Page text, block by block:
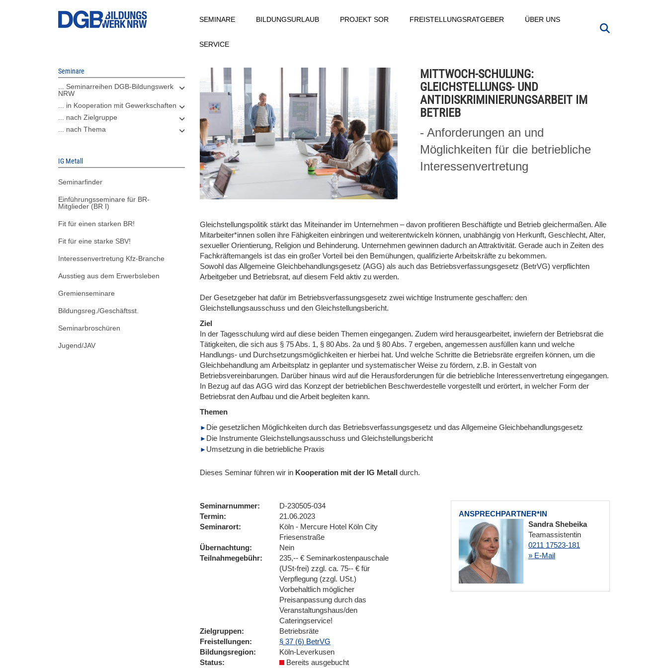
SEMINARE BILDUNGSURLAUB PROJEKT SOR FREISTELLUNGSRATGEBER ÜBER UNS
SERVICE
Seminare
... Seminarreihen DGB-Bildungswerk
NRW
... in Kooperation mit Gewerkschaften
... nach Zielgruppe
... nach Thema
IG Metall
Seminarfinder
Einführungsseminare für BR-
Mitglieder (BR I)
Fit für einen starken BR!
Fit für eine starke SBV!
Interessenvertretung Kfz-Branche
Ausstieg aus dem Erwerbsleben
Gremienseminare
Bildungsreg./Geschäftsst.
Seminarbroschüren
Jugend/JAV
MITTWOCH-SCHULUNG:
GLEICHSTELLUNGS- UND
ANTIDISKRIMINIERUNGSARBEIT IM
BETRIEB
- Anforderungen an und
Möglichkeiten für die betriebliche
Interessenvertretung
Gleichstellungspolitik stärkt das Miteinander im Unternehmen – davon profitieren Beschäftigte und Betrieb gleichermaßen. Alle
Mitarbeiter*innen sollen ihre Fähigkeiten einbringen und weiterentwickeln können, unabhängig von Herkunft, Geschlecht, Alter,
sexueller Orientierung, Religion und Behinderung. Unternehmen gewinnen dadurch an Attraktivität. Gerade auch in Zeiten des
Fachkräftemangels ist das ein großer Vorteil bei den Bemühungen, qualifizierte Arbeitskräfte zu bekommen.
Sowohl das Allgemeine Gleichbehandlungsgesetz (AGG) als auch das Betriebsverfassungsgesetz (BetrVG) verpflichten
Arbeitgeber und Betriebsrat, auf diesem Feld aktiv zu werden.
Der Gesetzgeber hat dafür im Betriebsverfassungsgesetz zwei wichtige Instrumente geschaffen: den
Gleichstellungsausschuss und den Gleichstellungsbericht.
Ziel
In der Tagesschulung wird auf diese beiden Themen eingegangen. Zudem wird herausgearbeitet, inwiefern der Betriebsrat die
Tätigkeiten, die sich aus § 75 Abs. 1, § 80 Abs. 2a und § 80 Abs. 7 ergeben, angemessen ausfüllen kann und welche
Handlungs- und Durchsetzungsmöglichkeiten er hierbei hat. Und welche Schritte die Betriebsräte ergreifen können, um die
Gleichbehandlung am Arbeitsplatz in geplanter und systematischer Weise zu fördern, z.B. in Gestalt von
Betriebsvereinbarungen. Darüber hinaus wird auf die Herausforderungen für die betriebliche Interessenvertretung eingegangen.
In Bezug auf das AGG wird das Konzept der betrieblichen Beschwerdestelle vorgestellt und erörtert, in welcher Form der
Betriebsrat den Aufbau und die Arbeit begleiten kann.
Themen
Die gesetzlichen Möglichkeiten durch das Betriebsverfassungsgesetz und das Allgemeine Gleichbehandlungsgesetz
Die Instrumente Gleichstellungsausschuss und Gleichstellungsbericht
Umsetzung in die betriebliche Praxis
Dieses Seminar führen wir in Kooperation mit der IG Metall durch.
ANSPRECHPARTNER*IN
Sandra Shebeika
Teamassistentin
0211 17523-181
» E-Mail
Seminarnummer
D-230505-034
Termin
21.06.2023
Seminarort
Köln - Mercure Hotel Köln City
Friesenstraße
Übernachtung
Nein
Teilnahmegebühr
235,-- € Seminarkostenpauschale
(USt-frei) zzgl. ca. 75-- € für
Verpflegung (zzgl. USt.)
Vorbehaltlich möglicher
Preisanpassung durch das
Veranstaltungshaus/den
Cateringservice!
Zielgruppen
Betriebsräte
Freistellungen
§ 37 (6) BetrVG
Bildungsregion
Köln-Leverkusen
Status
Bereits ausgebucht